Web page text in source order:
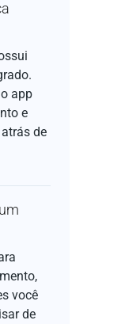
app
e
de
você
de